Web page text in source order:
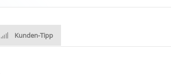
Kunden-Tipp